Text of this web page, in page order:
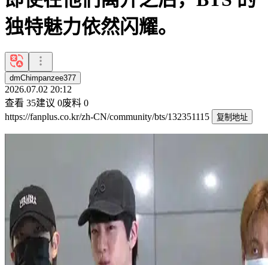
独特魅力依然闪耀。
dmChimpanzee377
2026.07.02 20:12
查看 35建议 0废料 0
https://fanplus.co.kr/zh-CN/community/bts/132351115
复制地址